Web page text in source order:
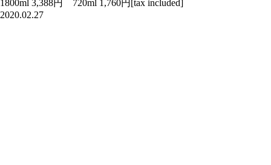
1800ml 3,388円 720ml 1,760円[tax included]
2020.02.27